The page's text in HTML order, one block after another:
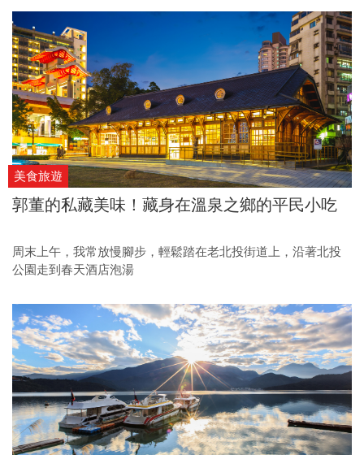
爐，陪伴父母閒話家常。 圍爐後，孫子們紛紛獻上紅包，祝福
阿公阿嬤長命百歲。望著他們開心的笑容，我內心充滿感動，
這就是一種最簡單的幸福！
美食旅遊
郭董的私藏美味！藏身在溫泉之鄉的平民小吃
周末上午，我常放慢腳步，輕鬆踏在老北投街道上，沿著北投
公園走到春天酒店泡湯